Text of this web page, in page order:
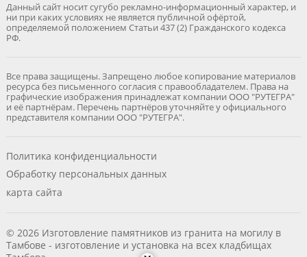
Данный сайт носит сугубо рекламно-информационный характер, и
ни при каких условиях не является публичной офёртой,
определяемой положением Статьи 437 (2) Гражданского кодекса
РФ.
Все права защищены. Запрещено любое копирование материалов
ресурса без письменного согласия с правообладателем. Права на
графические изображения принадлежат компании ООО "РУТЕГРА"
и её партнёрам. Перечень партнёров уточняйте у официального
представителя компании ООО "РУТЕГРА".
Политика конфиденциальности
Обработку персональных данных
карта сайта
© 2026 Изготовление памятников из гранита на могилу в
Тамбове - изготовление и установка на всех кладбищах